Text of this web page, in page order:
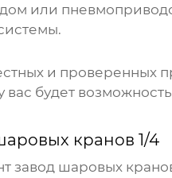
или
и проверенных
будет
кранов 1/4
завод шаровых